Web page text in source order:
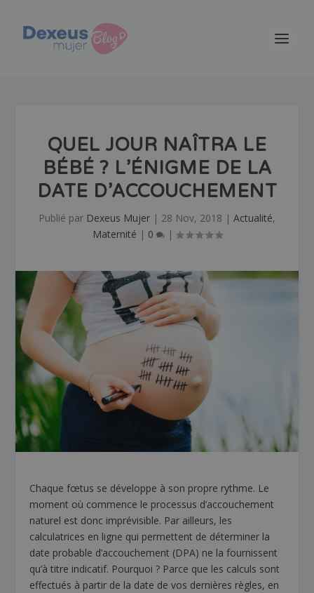
QUEL JOUR NAÎTRA LE
BÉBÉ ? L’ÉNIGME DE LA
DATE D’ACCOUCHEMENT
Publié par Dexeus Mujer | 28 Nov, 2018 | Actualité,
Maternité | 0 |
Chaque fœtus se développe à son propre rythme. Le
moment où commence le processus d’accouchement
naturel est donc imprévisible. Par ailleurs, les
calculatrices en ligne qui permettent de déterminer la
date probable d’accouchement (DPA) ne la fournissent
qu’à titre indicatif. Pourquoi ? Parce que les calculs sont
effectués à partir de la date de vos dernières règles, en